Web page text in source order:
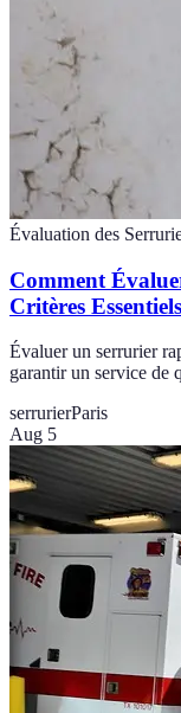
Évaluation des
Comment
Critères Essentiels
Évaluer un serrurier
garantir un service de
serrurierParis
Aug 5